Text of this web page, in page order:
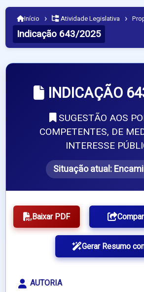
Início › Atividade Legislativa ›
Indicação 643/2025
INDICAÇÃO
SUGESTÃO AOS
COMPETENTES, DE
INTERESSE
Situação atual:
Baixar PDF
Gerar Resumo
AUTORIA